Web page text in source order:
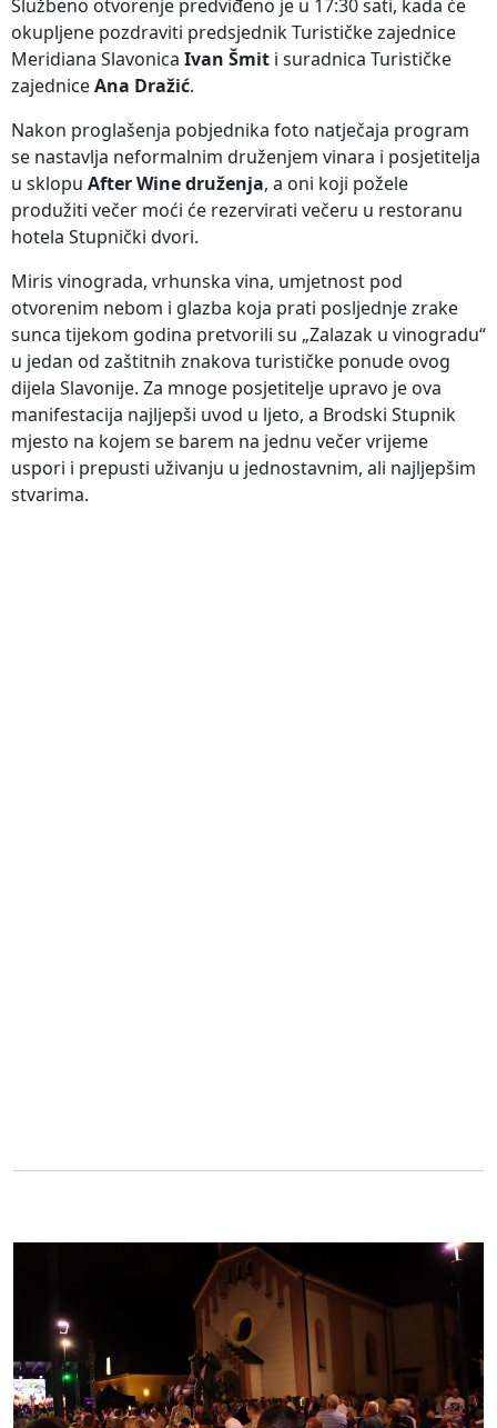
Službeno otvorenje predviđeno je u 17:30 sati, kada će
okupljene pozdraviti predsjednik Turističke zajednice
Meridiana Slavonica Ivan Šmit i suradnica Turističke
zajedniceAna Dražić.
Nakon proglašenja pobjednika foto natječaja program
se nastavlja neformalnim druženjem vinara i posjetitelja
u sklopu After Wine druženja, a oni koji požele
produžiti večer moći će rezervirati večeru u restoranu
hotela Stupnički dvori.
Miris vinograda, vrhunska vina, umjetnost pod
otvorenim nebom i glazba koja prati posljednje zrake
sunca tijekom godina pretvorili su „Zalazak u vinogradu“
u jedan od zaštitnih znakova turističke ponude ovog
dijela Slavonije. Za mnoge posjetitelje upravo je ova
manifestacija najljepši uvod u ljeto, a Brodski Stupnik
mjesto na kojem se barem na jednu večer vrijeme
uspori i prepusti uživanju u jednostavnim, ali najljepšim
stvarima.